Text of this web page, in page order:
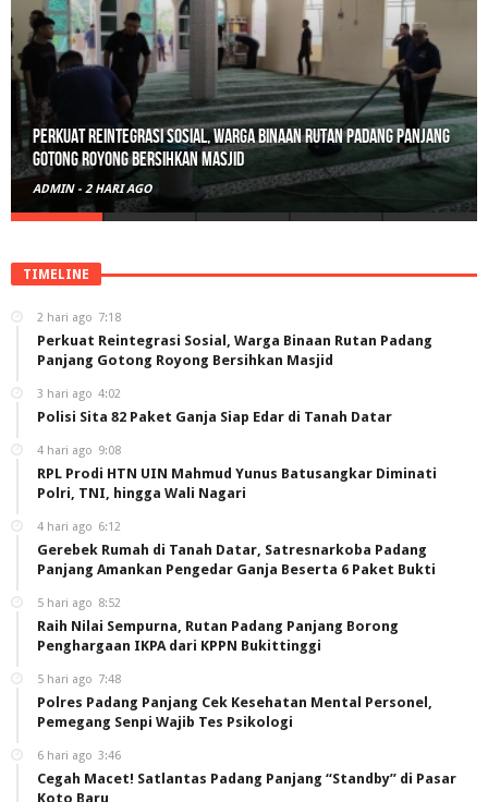
Perkuat Reintegrasi Sosial, Warga Binaan Rutan Padang Panjang
Gotong Royong Bersihkan Masjid
ADMIN - 2 HARI AGO
TIMELINE
2 hari ago 7:18
Perkuat Reintegrasi Sosial, Warga Binaan Rutan Padang
Panjang Gotong Royong Bersihkan Masjid
3 hari ago 4:02
Polisi Sita 82 Paket Ganja Siap Edar di Tanah Datar
4 hari ago 9:08
RPL Prodi HTN UIN Mahmud Yunus Batusangkar Diminati
Polri, TNI, hingga Wali Nagari
4 hari ago 6:12
Gerebek Rumah di Tanah Datar, Satresnarkoba Padang
Panjang Amankan Pengedar Ganja Beserta 6 Paket Bukti
5 hari ago 8:52
Raih Nilai Sempurna, Rutan Padang Panjang Borong
Penghargaan IKPA dari KPPN Bukittinggi
5 hari ago 7:48
Polres Padang Panjang Cek Kesehatan Mental Personel,
Pemegang Senpi Wajib Tes Psikologi
6 hari ago 3:46
Cegah Macet! Satlantas Padang Panjang “Standby” di Pasar
Koto Baru